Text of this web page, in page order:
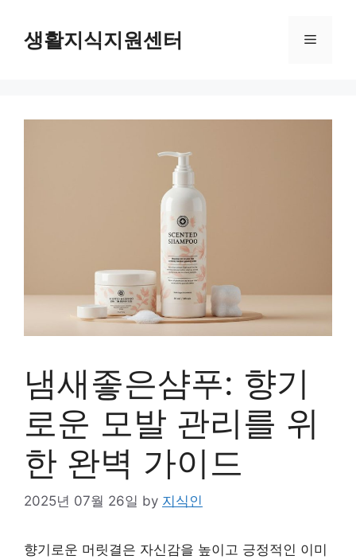
content생활지식지원센터 Menu
냄새좋은샴푸: 향기
로운 모발 관리를 위
한 완벽 가이드
2025년 07월 26일 by 지식인
향기로운 머릿결은 자신감을 높이고 긍정적인 이미